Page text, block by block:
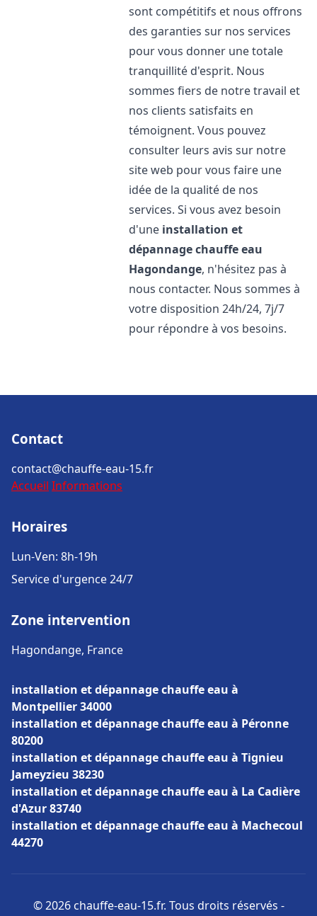
sont compétitifs et nous offrons
des garanties sur nos services
pour vous donner une totale
tranquillité d'esprit. Nous
sommes fiers de notre travail et
nos clients satisfaits en
témoignent. Vous pouvez
consulter leurs avis sur notre
site web pour vous faire une
idée de la qualité de nos
services. Si vous avez besoin
d'une installation et
dépannage chauffe eau
Hagondange, n'hésitez pas à
nous contacter. Nous sommes à
votre disposition 24h/24, 7j/7
pour répondre à vos besoins.
Contact
contact@chauffe-eau-15.fr
Accueil Informations
Horaires
Lun-Ven: 8h-19h
Service d'urgence 24/7
Zone intervention
Hagondange, France
installation et dépannage chauffe eau à
Montpellier 34000
installation et dépannage chauffe eau à Péronne
80200
installation et dépannage chauffe eau à Tignieu
Jameyzieu 38230
installation et dépannage chauffe eau à La Cadière
d'Azur 83740
installation et dépannage chauffe eau à Machecoul
44270
© 2026 chauffe-eau-15.fr. Tous droits réservés -